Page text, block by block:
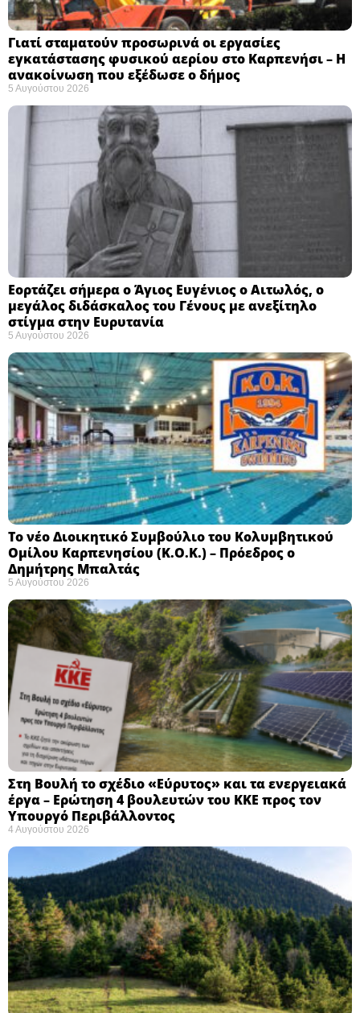
Γιατί σταματούν προσωρινά οι εργασίες
εγκατάστασης φυσικού αερίου στο Καρπενήσι – Η
ανακοίνωση που εξέδωσε ο δήμος
5 Αυγούστου 2026
Εορτάζει σήμερα ο Άγιος Ευγένιος ο Αιτωλός, ο
μεγάλος διδάσκαλος του Γένους με ανεξίτηλο
στίγμα στην Ευρυτανία
5 Αυγούστου 2026
Το νέο Διοικητικό Συμβούλιο του Κολυμβητικού
Ομίλου Καρπενησίου (Κ.Ο.Κ.) – Πρόεδρος ο
Δημήτρης Μπαλτάς
5 Αυγούστου 2026
Στη Βουλή το σχέδιο «Εύρυτος» και τα ενεργειακά
έργα – Ερώτηση 4 βουλευτών του ΚΚΕ προς τον
Υπουργό Περιβάλλοντος
4 Αυγούστου 2026